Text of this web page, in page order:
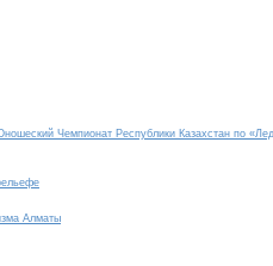
Чемпионат Республики Казахстан по
Алматы